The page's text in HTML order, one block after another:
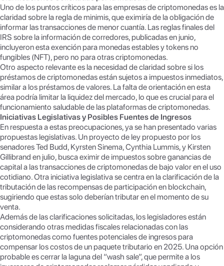
Uno de los puntos críticos para las empresas de criptomonedas es la
claridad sobre la regla de minimis, que eximiría de la obligación de
informar las transacciones de menor cuantía. Las reglas finales del
IRS sobre la información de corredores, publicadas en junio,
incluyeron esta exención para monedas estables y tokens no
fungibles (NFT), pero no para otras criptomonedas.
Otro aspecto relevante es la necesidad de claridad sobre si los
préstamos de criptomonedas están sujetos a impuestos inmediatos,
similar a los préstamos de valores. La falta de orientación en esta
área podría limitar la liquidez del mercado, lo que es crucial para el
funcionamiento saludable de las plataformas de criptomonedas.
Iniciativas Legislativas y Posibles Fuentes de Ingresos
En respuesta a estas preocupaciones, ya se han presentado varias
propuestas legislativas. Un proyecto de ley propuesto por los
senadores Ted Budd, Kyrsten Sinema, Cynthia Lummis, y Kirsten
Gillibrand en julio, busca eximir de impuestos sobre ganancias de
capital a las transacciones de criptomonedas de bajo valor en el uso
cotidiano. Otra iniciativa legislativa se centra en la clarificación de la
tributación de las recompensas de participación en blockchain,
sugiriendo que estas solo deberían tributar en el momento de su
venta.
Además de las clarificaciones solicitadas, los legisladores están
considerando otras medidas fiscales relacionadas con las
criptomonedas como fuentes potenciales de ingresos para
compensar los costos de un paquete tributario en 2025. Una opción
probable es cerrar la laguna del “wash sale”, que permite a los